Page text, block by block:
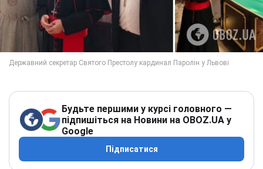
Будьте першими у курсі головного —
підпишіться на Новини на OBOZ.UA у
Google
Підписатися